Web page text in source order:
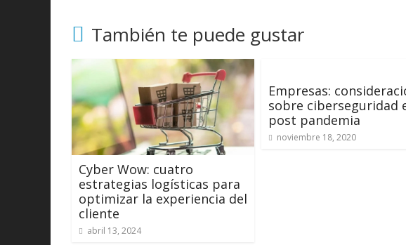
También te puede gustar
Cyber Wow: cuatro
estrategias logísticas para
optimizar la experiencia del
cliente
abril 13, 2024
Empresas:
sobre ciberseguridad
post pandemia
noviembre 18, 2020